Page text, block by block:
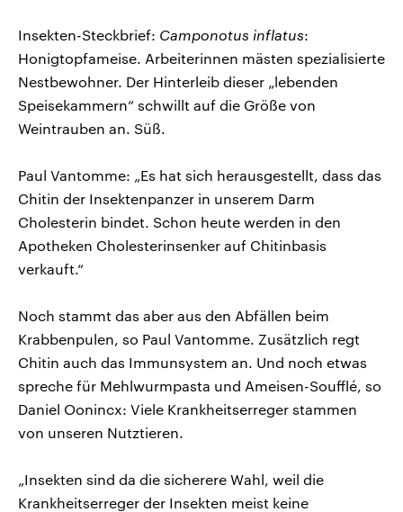
Insekten-Steckbrief: Camponotus inflatus:
Honigtopfameise. Arbeiterinnen mästen spezialisierte
Nestbewohner. Der Hinterleib dieser „lebenden
Speisekammern“ schwillt auf die Größe von
Weintrauben an. Süß.
Paul Vantomme: „Es hat sich herausgestellt, dass das
Chitin der Insektenpanzer in unserem Darm
Cholesterin bindet. Schon heute werden in den
Apotheken Cholesterinsenker auf Chitinbasis
verkauft.“
Noch stammt das aber aus den Abfällen beim
Krabbenpulen, so Paul Vantomme. Zusätzlich regt
Chitin auch das Immunsystem an. Und noch etwas
spreche für Mehlwurmpasta und Ameisen-Soufflé, so
Daniel Oonincx: Viele Krankheitserreger stammen
von unseren Nutztieren.
„Insekten sind da die sicherere Wahl, weil die
Krankheitserreger der Insekten meist keine